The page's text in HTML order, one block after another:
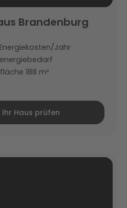
Brandenburg
Jahr
188 m²
Haus prüfen